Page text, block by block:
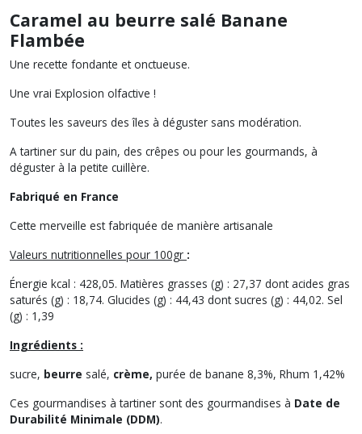
Caramel au beurre salé Banane
Flambée
Une recette fondante et onctueuse.
Une vrai Explosion olfactive !
Toutes les saveurs des îles à déguster sans modération.
A tartiner sur du pain, des crêpes ou pour les gourmands, à
déguster à la petite cuillère.
Fabriqué en France
Cette merveille est fabriquée de manière artisanale
Valeurs nutritionnelles pour 100gr :
Énergie kcal : 428,05. Matières grasses (g) : 27,37 dont acides gras
saturés (g) : 18,74. Glucides (g) : 44,43 dont sucres (g) : 44,02. Sel
(g) : 1,39
Ingrédients :
sucre, beurre salé, crème, purée de banane 8,3%, Rhum 1,42%
Ces gourmandises à tartiner sont des gourmandises à Date de
Durabilité Minimale (DDM).